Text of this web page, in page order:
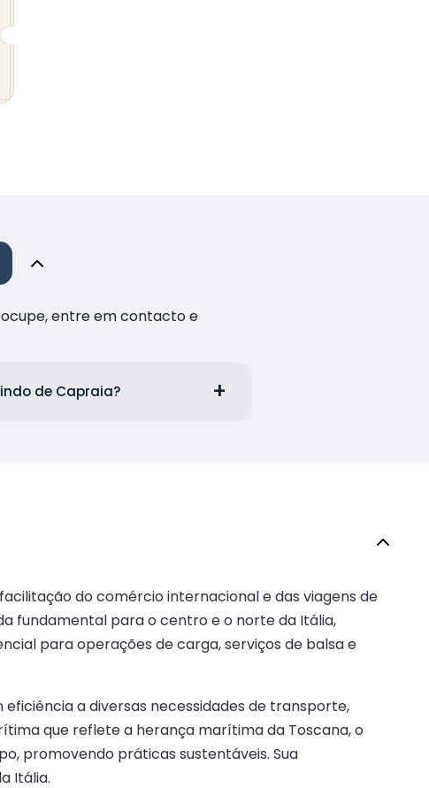
entre em contacto e
de Capraia?
do comércio internacional e das viagens de
fundamental para o centro e o norte da Itália,
para operações de carga, serviços de balsa e
a diversas necessidades de transporte,
que reflete a herança marítima da Toscana, o
promovendo práticas sustentáveis. Sua
Itália.